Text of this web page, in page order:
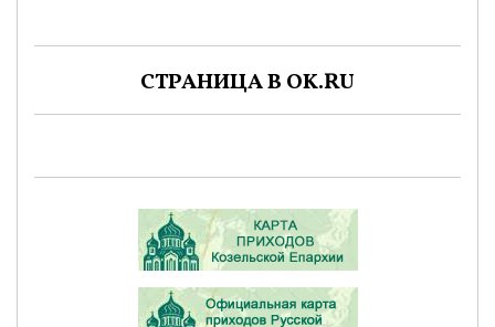
СТРАНИЦА В OK.RU